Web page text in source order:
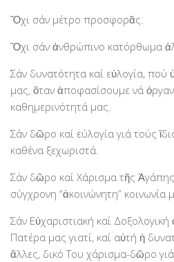
Εκδηλώσεις
Ανακοινώσεις
Υποστηρικτές
Δωρητές
Χορηγοί
Χορηγοί Επικοινωνίας
Επικοινωνία
Ὂχι σάν μέτρο προσφορᾶς.
Ὂχι σάν ἀνθρώπινο κατόρθωμα
Σάν δυνατότητα καί εὐλογία, πού
μας, ὃταν ἀποφασίσουμε νά
καθημερινότητά μας.
Σάν δῶρο καί εύλογία γιά τούς
καθένα ξεχωριστά.
Σάν δῶρο καί Χάρισμα τῆς
σύγχρονη “ἀκοινώνητη” κοινωνία
Σάν Εὐχαριστιακή καί
Πατέρα μας γιατί, καί αὐτή ἡ
ἂλλες, δικό Του χάρισμα-δῶρο